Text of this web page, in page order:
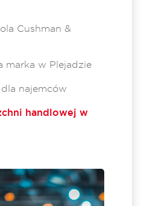
Cushman &
marka w Plejadzie
najemców
handlowej w